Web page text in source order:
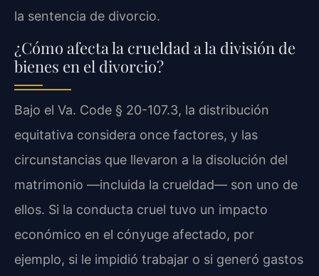
la sentencia de divorcio.
¿Cómo afecta la crueldad a la división de
bienes en el divorcio?
Bajo el Va. Code § 20-107.3, la distribución
equitativa considera once factores, y las
circunstancias que llevaron a la disolución del
matrimonio —incluida la crueldad— son uno de
ellos. Si la conducta cruel tuvo un impacto
económico en el cónyuge afectado, por
ejemplo, si le impidió trabajar o si generó gastos